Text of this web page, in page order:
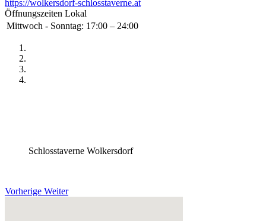
https://wolkersdorf-schlosstaverne.at
Öffnungszeiten Lokal
Mittwoch - Sonntag: 17:00 – 24:00
Schlosstaverne Wolkersdorf
Vorherige Weiter